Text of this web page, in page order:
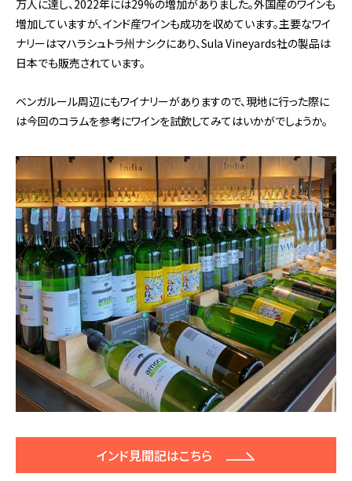
万人に達し、2022年には29%の増加がありました。外国産のワインも
増加していますが、インド産ワインも成功を収めています。主要なワイ
ナリーはマハラシュトラ州ナシクにあり、Sula Vineyards社の製品は
日本でも販売されています。
ベンガルール周辺にもワイナリーがありますので、現地に行った際に
は今回のコラムを参考にワインを試飲してみてはいかがでしょうか。
インド見聞記はこちら